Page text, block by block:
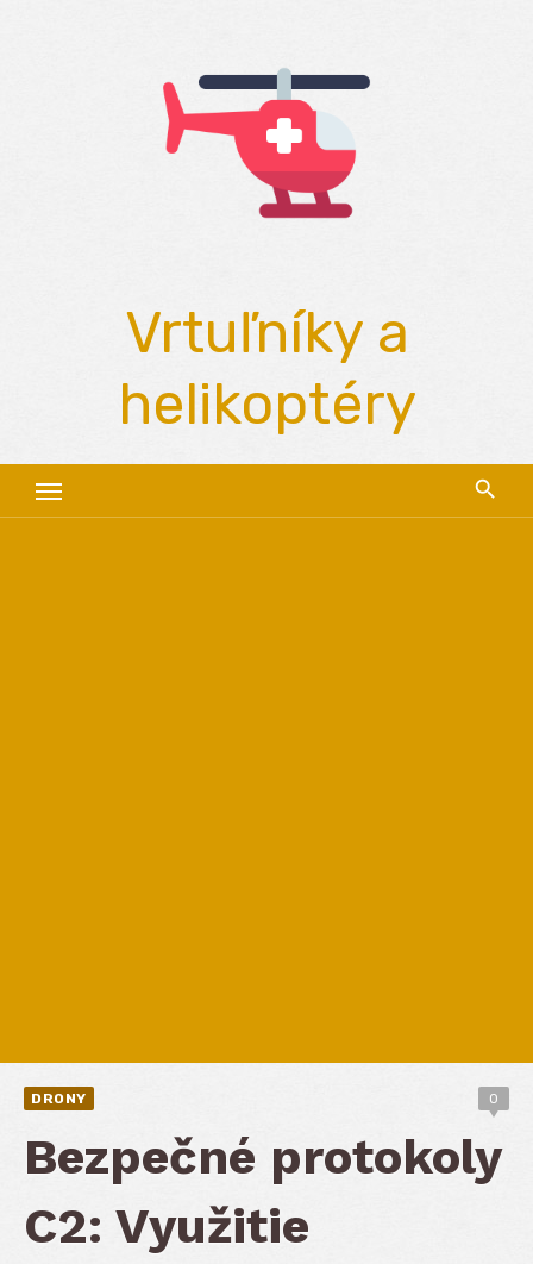
Vrtuľníky a
helikoptéry
DRONY 0
Bezpečné protokoly
C2: Využitie